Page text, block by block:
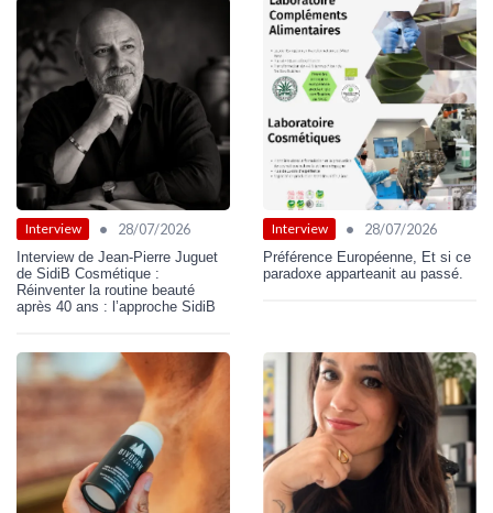
Interview • 28/07/2026
Interview de Jean-Pierre Juguet
de SidiB Cosmétique :
Réinventer la routine beauté
après 40 ans : l’approche SidiB
Interview • 28/07/2026
Préférence Européenne, Et si ce
paradoxe apparteanit au passé.